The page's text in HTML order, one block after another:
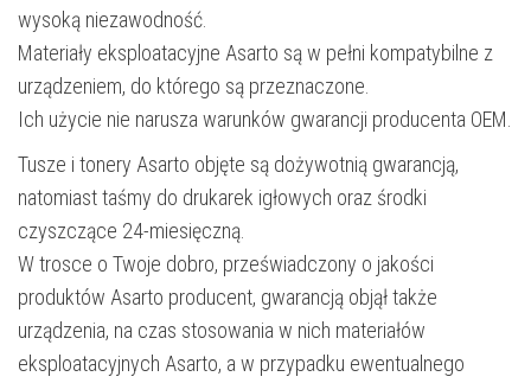
wysoką niezawodność.
Materiały eksploatacyjne Asarto są w pełni kompatybilne z
urządzeniem, do którego są przeznaczone.
Ich użycie nie narusza warunków gwarancji producenta OEM.
Tusze i tonery Asarto objęte są dożywotnią gwarancją,
natomiast taśmy do drukarek igłowych oraz środki
czyszczące 24-miesięczną.
W trosce o Twoje dobro, przeświadczony o jakości
produktów Asarto producent, gwarancją objął także
urządzenia, na czas stosowania w nich materiałów
eksploatacyjnych Asarto, a w przypadku ewentualnego